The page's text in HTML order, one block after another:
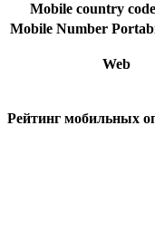
Mobile country
Mobile Number
Web
Рейтинг мобильных